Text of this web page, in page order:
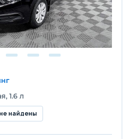
1.6 л
найдены